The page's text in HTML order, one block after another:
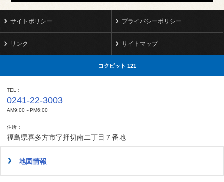
サイトポリシー プライバシーポリシー
リンク サイトマップ
コクピット 121
TEL
0241-22-3003
AM9:00～PM6:00
住所
福島県喜多方市字押切南二丁目７番地
地図情報